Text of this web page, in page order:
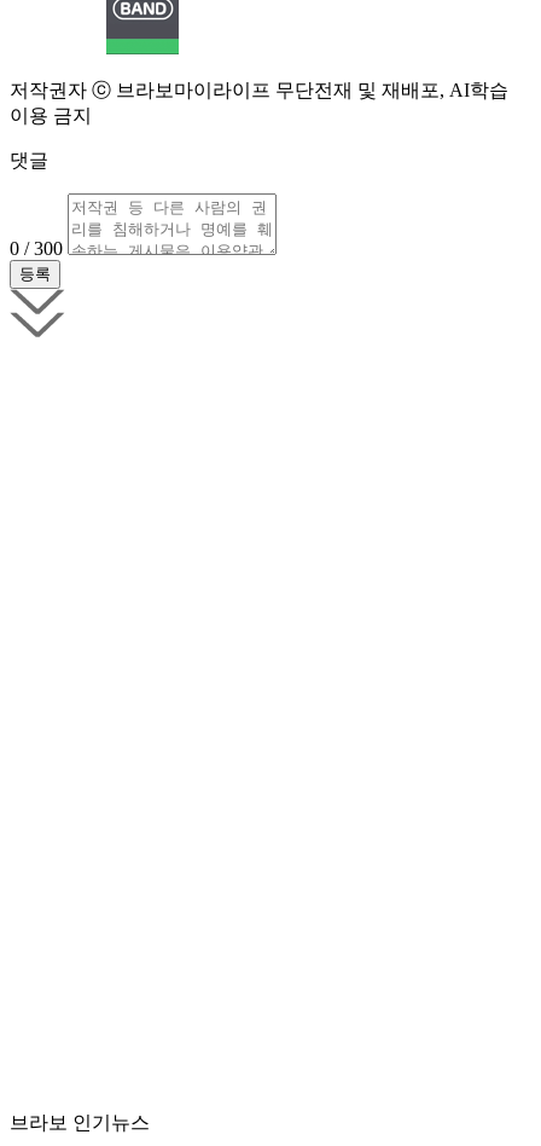
저작권자 ⓒ 브라보마이라이프 무단전재 및 재배포, AI학습
이용 금지
댓글
0 / 300
브라보 인기뉴스